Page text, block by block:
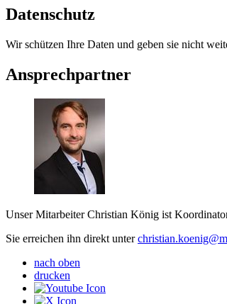
Datenschutz
Wir schützen Ihre Daten und geben sie nicht
Ansprechpartner
Unser Mitarbeiter Christian König ist
Sie erreichen ihn direkt unterchristian.koenig
nach oben
drucken